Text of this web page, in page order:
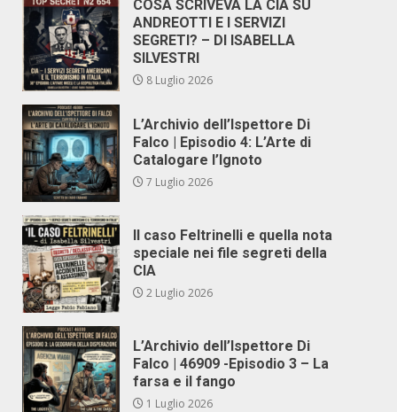
COSA SCRIVEVA LA CIA SU
ANDREOTTI E I SERVIZI
SEGRETI? – DI ISABELLA
SILVESTRI
8 Luglio 2026
L’Archivio dell’Ispettore Di
Falco | Episodio 4: L’Arte di
Catalogare l’Ignoto
7 Luglio 2026
Il caso Feltrinelli e quella nota
speciale nei file segreti della
CIA
2 Luglio 2026
L’Archivio dell’Ispettore Di
Falco | 46909 -Episodio 3 – La
farsa e il fango
1 Luglio 2026